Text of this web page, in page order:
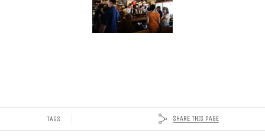
TAGS: SHARE THIS PAGE